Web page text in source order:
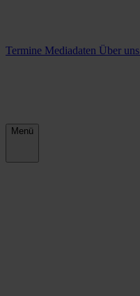
Termine Mediadaten Über uns
Menü